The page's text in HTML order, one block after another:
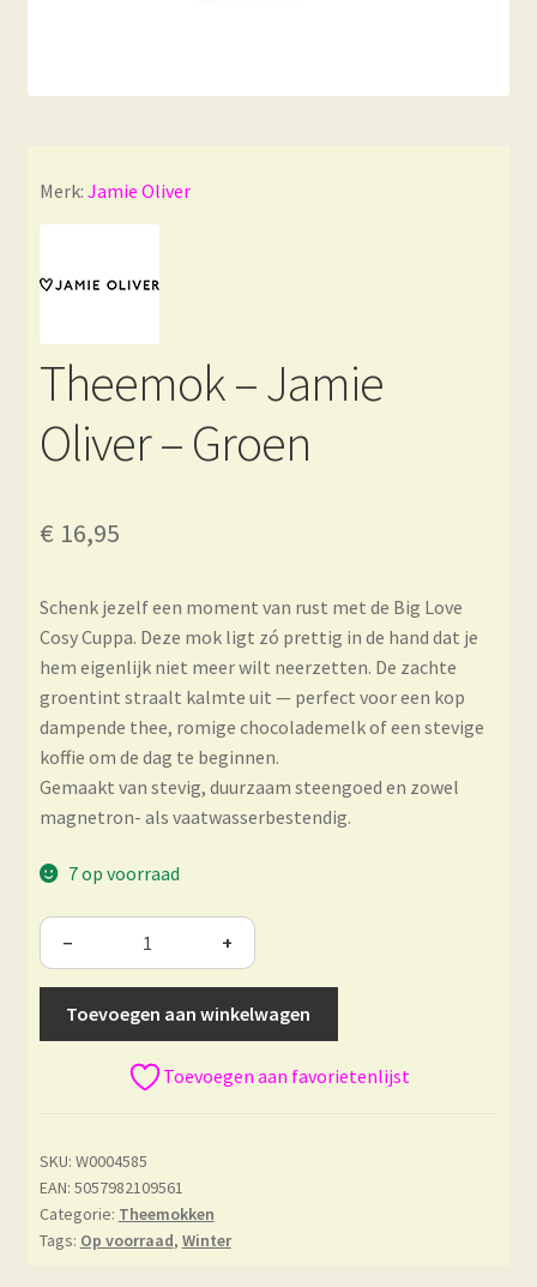
Merk: Jamie Oliver
Theemok – Jamie
Oliver – Groen
€ 16,95
Schenk jezelf een moment van rust met de Big Love
Cosy Cuppa. Deze mok ligt zó prettig in de hand dat je
hem eigenlijk niet meer wilt neerzetten. De zachte
groentint straalt kalmte uit — perfect voor een kop
dampende thee, romige chocolademelk of een stevige
koffie om de dag te beginnen.
Gemaakt van stevig, duurzaam steengoed en zowel
magnetron- als vaatwasserbestendig.
7 op voorraad
− +
Toevoegen aan winkelwagen
Toevoegen aan favorietenlijst
SKU: W0004585
EAN: 5057982109561
Categorie: Theemokken
Tags: Op voorraad, Winter